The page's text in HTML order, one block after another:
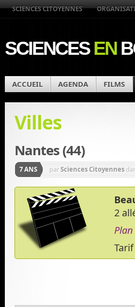
SCIENCES CITOYENNES
SCIENCESEN
ACCUEIL AGENDA FILMS
Villes
Nantes (44)
7 ANS parSciences Citoyennes
2
Plan